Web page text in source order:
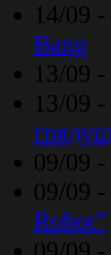
14/09 -
Bang
13/09 -
13/09 -
09/09 -
09/09 -
Robot”